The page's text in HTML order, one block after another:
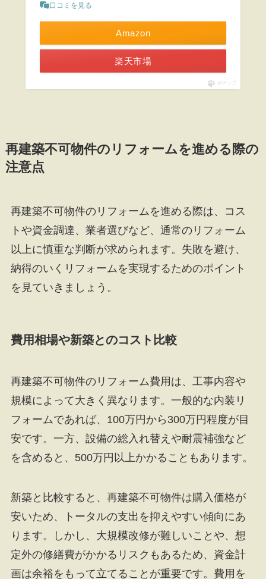
口コミを見る
Amazon
楽天市場
ポチップ
再建築不可物件のリフォームを進める際の
注意点
再建築不可物件のリフォームを進める際は、コス
トや資金調達、業者選びなど、通常のリフォーム
以上に慎重な判断が求められます。失敗を避け、
納得のいくリフォームを実現するためのポイント
を見ていきましょう。
費用相場や新築とのコスト比較
再建築不可物件のリフォーム費用は、工事内容や
規模によって大きく異なります。一般的な内装リ
フォームであれば、100万円から300万円程度が目
安です。一方、設備の総入れ替えや耐震補強など
を含めると、500万円以上かかることもあります。
新築と比較すると、再建築不可物件は購入価格が
安いため、トータルの支出を抑えやすい傾向にあ
ります。しかし、大規模改修が難しいことや、想
定外の修繕費がかかるリスクもあるため、資金計
画は余裕をもって立てることが重要です。費用を